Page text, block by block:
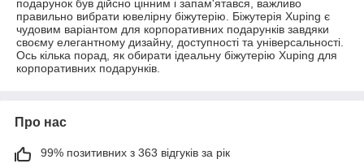
подарунок був дійсно цінним і запам'ятався, важливо
правильно вибрати ювелірну біжутерію. Біжутерія Xuping є
чудовим варіантом для корпоративних подарунків завдяки
своєму елегантному дизайну, доступності та універсальності.
Ось кілька порад, як обирати ідеальну біжутерію Xuping для
корпоративних подарунків.
Про нас
99% позитивних з 363 відгуків за рік